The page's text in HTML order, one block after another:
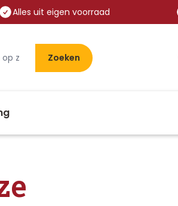
Alles uit eigen voorraad
Zoeken